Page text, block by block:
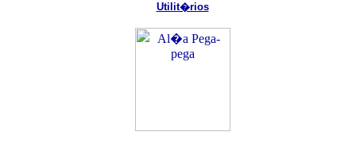
Utilit�rios